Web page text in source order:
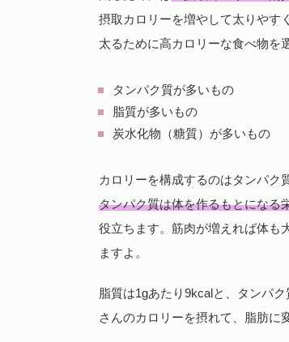
摂取カロリーを増やして太りやす
太るために高カロリーな食べ物を
タンパク質が多いもの
脂質が多いもの
炭水化物（糖質）が多いもの
カロリーを構成するのはタンパク
タンパク質は体を作るもとになる
役立ちます。筋肉が増えれば体も
ますよ。
脂質は1gあたり9kcalと、タンパ
さんのカロリーを摂れて、脂肪に